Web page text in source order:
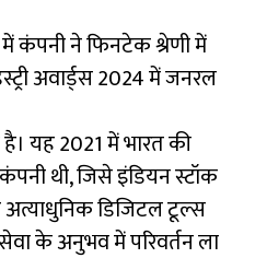
में कंपनी ने फिनटेक श्रेणी में
अवार्ड्स 2024 में जनरल
यह 2021 में भारत की
थी, जिसे इंडियन स्टॉक
अत्याधुनिक डिजिटल टूल्स
के अनुभव में परिवर्तन ला